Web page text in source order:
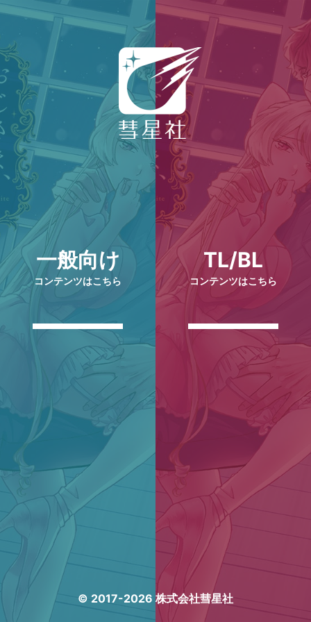
一般向け
コンテンツはこちら
TL/BL
コンテンツはこちら
© 2017-2026 株式会社彗星社